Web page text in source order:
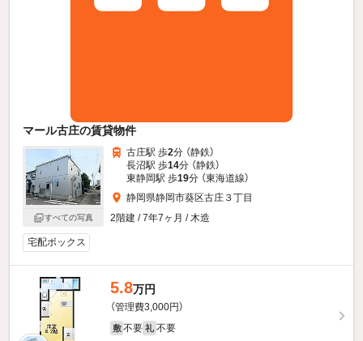
マール古庄の賃貸物件
すべての写真
古庄駅 歩2分 （静鉄）
長沼駅 歩14分 （静鉄）
東静岡駅 歩19分 （東海道線）
静岡県静岡市葵区古庄３丁目
2階建 / 7年7ヶ月 / 木造
宅配ボックス
5.8万円
（管理費3,000円）
敷 不要 礼 不要